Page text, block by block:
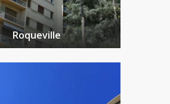
Roqueville